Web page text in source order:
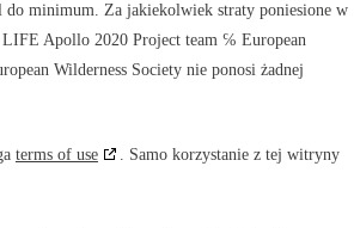
do minimum. Za jakiekolwiek straty poniesione w
Apollo 2020 Project team ℅ European
Wilderness Society nie ponosi żadnej
terms of use
. Samo korzystanie z tej witryny